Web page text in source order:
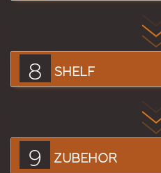
8 SHELF
9 ZUBEHÖR